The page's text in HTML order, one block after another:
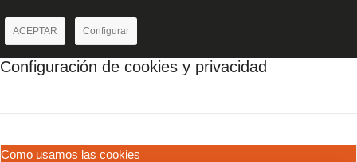
ACEPTAR Configurar
Configuración de cookies y privacidad
Como usamos las cookies